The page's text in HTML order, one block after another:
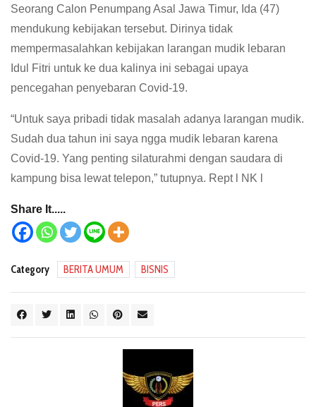
Seorang Calon Penumpang Asal Jawa Timur, Ida (47)
mendukung kebijakan tersebut. Dirinya tidak
mempermasalahkan kebijakan larangan mudik lebaran
Idul Fitri untuk ke dua kalinya ini sebagai upaya
pencegahan penyebaran Covid-19.
“Untuk saya pribadi tidak masalah adanya larangan mudik.
Sudah dua tahun ini saya ngga mudik lebaran karena
Covid-19. Yang penting silaturahmi dengan saudara di
kampung bisa lewat telepon,” tutupnya. Rept l NK l
Share It.....
Category BERITA UMUM BISNIS